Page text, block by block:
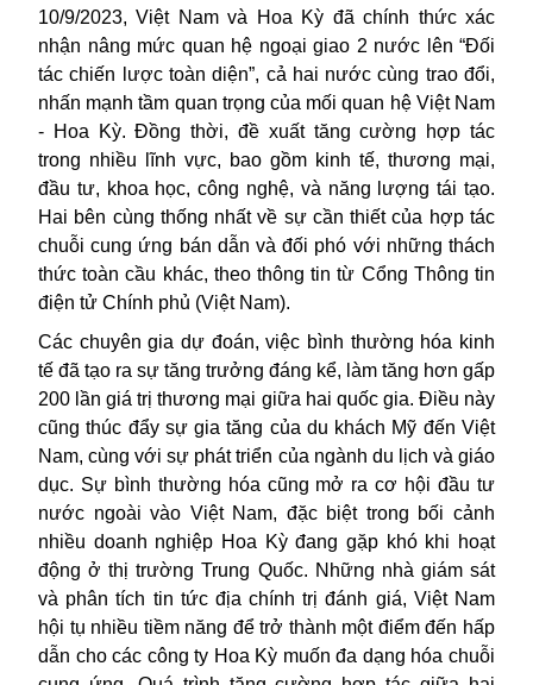
10/9/2023, Việt Nam và Hoa Kỳ đã chính thức xác
nhận nâng mức quan hệ ngoại giao 2 nước lên “Đối
tác chiến lược toàn diện”, cả hai nước cùng trao đổi,
nhấn mạnh tầm quan trọng của mối quan hệ Việt Nam
- Hoa Kỳ. Đồng thời, đề xuất tăng cường hợp tác
trong nhiều lĩnh vực, bao gồm kinh tế, thương mại,
đầu tư, khoa học, công nghệ, và năng lượng tái tạo.
Hai bên cùng thống nhất về sự cần thiết của hợp tác
chuỗi cung ứng bán dẫn và đối phó với những thách
thức toàn cầu khác, theo thông tin từ Cổng Thông tin
điện tử Chính phủ (Việt Nam).
Các chuyên gia dự đoán, việc bình thường hóa kinh
tế đã tạo ra sự tăng trưởng đáng kể, làm tăng hơn gấp
200 lần giá trị thương mại giữa hai quốc gia. Điều này
cũng thúc đẩy sự gia tăng của du khách Mỹ đến Việt
Nam, cùng với sự phát triển của ngành du lịch và giáo
dục. Sự bình thường hóa cũng mở ra cơ hội đầu tư
nước ngoài vào Việt Nam, đặc biệt trong bối cảnh
nhiều doanh nghiệp Hoa Kỳ đang gặp khó khi hoạt
động ở thị trường Trung Quốc. Những nhà giám sát
và phân tích tin tức địa chính trị đánh giá, Việt Nam
hội tụ nhiều tiềm năng để trở thành một điểm đến hấp
dẫn cho các công ty Hoa Kỳ muốn đa dạng hóa chuỗi